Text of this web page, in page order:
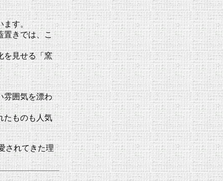
ます。
置きでは、こ
を見せる「窯
雰囲気を漂わ
たものも人気
されてきた理